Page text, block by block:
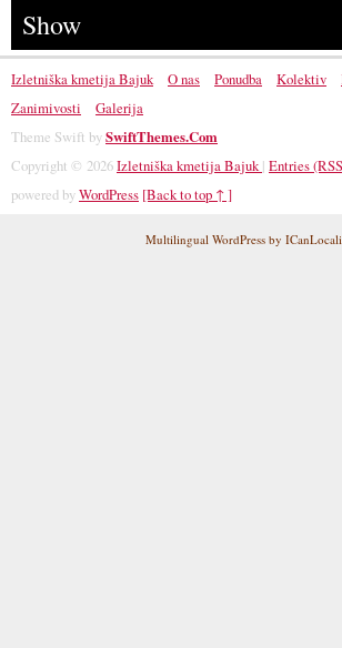
Show
Izletniška kmetija Bajuk O nas Ponudba Kolektiv
Zanimivosti
Galerija
Theme Swift bySwiftThemes.Com
Copyright © 2026Izletniška kmetija Bajuk| Entries
powered byWordPress [Back to top ↑ ]
Multilingual WordPressby